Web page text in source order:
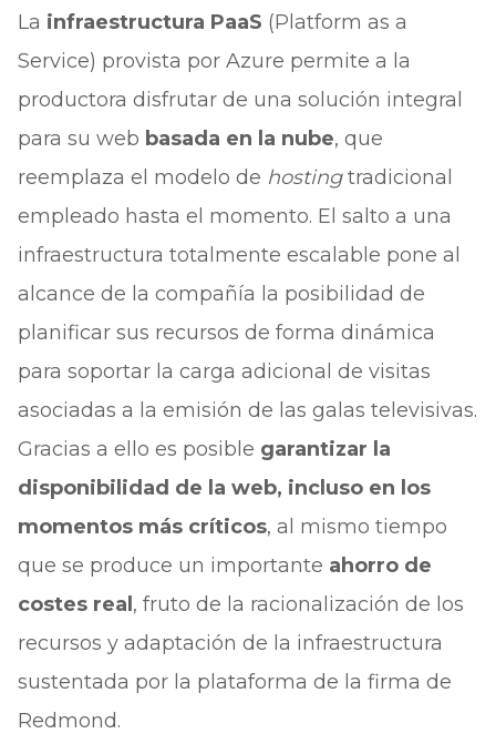
La infraestructura PaaS (Platform as a
Service) provista por Azure permite a la
productora disfrutar de una solución integral
para su web basada en la nube, que
reemplaza el modelo de hostingtradicional
empleado hasta el momento. El salto a una
infraestructura totalmente escalable pone al
alcance de la compañía la posibilidad de
planificar sus recursos de forma dinámica
para soportar la carga adicional de visitas
asociadas a la emisión de las galas televisivas.
Gracias a ello es posible garantizar la
disponibilidad de la web, incluso en los
momentos más críticos, al mismo tiempo
que se produce un importante ahorro de
costes real , fruto de la racionalización de los
recursos y adaptación de la infraestructura
sustentada por la plataforma de la firma de
Redmond.